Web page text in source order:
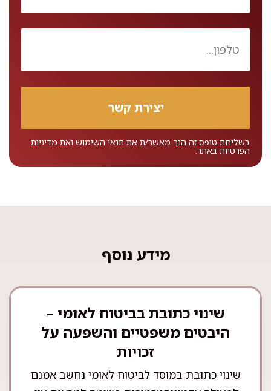
בשליחת טופס זה הנך מאשר/ת את תנאי השימוש ואת מדיניות
הפרטיות באתר.
מידע נוסף
שינוי כתובת בביטוח לאומי –
היבטים משפטיים והשפעה על
זכויות
שינוי כתובת במוסד לביטוח לאומי נחשב אמנם